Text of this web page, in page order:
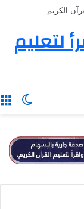
الكريم
لتعليم